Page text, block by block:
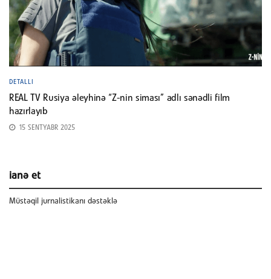
DETALLI
REAL TV Rusiya əleyhinə “Z-nin siması” adlı sənədli film
hazırlayıb
15 SENTYABR 2025
ianə et
Müstəqil jurnalistikanı dəstəklə